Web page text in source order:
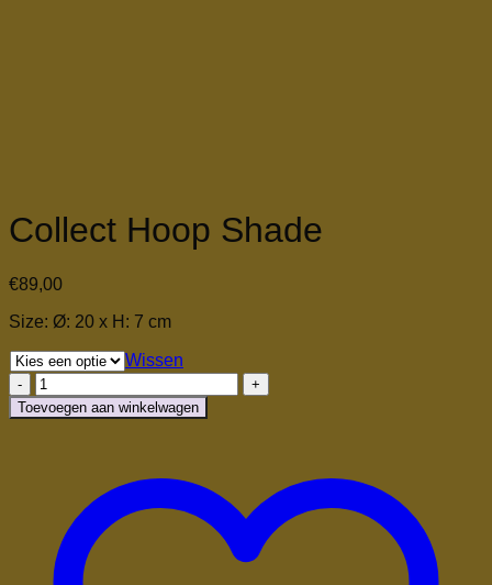
Collect Hoop Shade
€89,00
Size: Ø: 20 x H: 7 cm
Wissen
Collect
Hoop
Shade
Toevoegen aan winkelwagen